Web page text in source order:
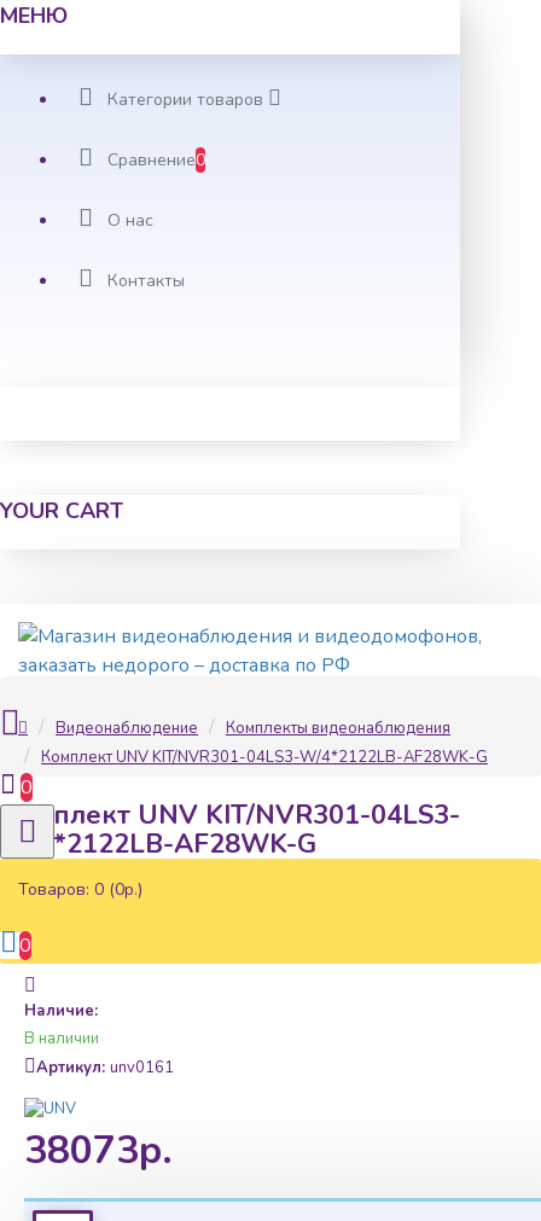
МЕНЮ
Категории товаров
Сравнение0
О нас
Контакты
YOUR CART
0
Товаров: 0 (0р.)
0
Видеонаблюдение
Комплекты видеонаблюдения
Комплект UNV KIT/NVR301-04LS3-W/4*2122LB-AF28WK-G
Комплект UNV KIT/NVR301-04LS3-
W/4*2122LB-AF28WK-G
38073р.
Наличие:
В наличии
Артикул: unv0161